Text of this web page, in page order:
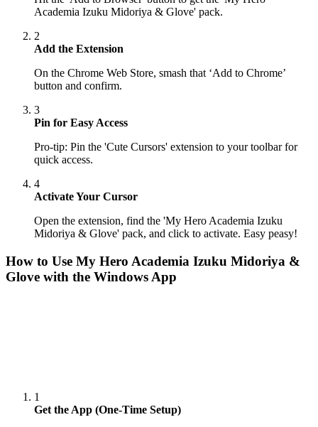
Academia Izuku Midoriya & Glove' pack.
2
Add the Extension
On the Chrome Web Store, smash that ‘Add to Chrome’
button and confirm.
3
Pin for Easy Access
Pro-tip: Pin the 'Cute Cursors' extension to your toolbar for
quick access.
4
Activate Your Cursor
Open the extension, find the 'My Hero Academia Izuku
Midoriya & Glove' pack, and click to activate. Easy peasy!
How to Use My Hero Academia Izuku Midoriya &
Glove with the Windows App
1
Get the App (One-Time Setup)